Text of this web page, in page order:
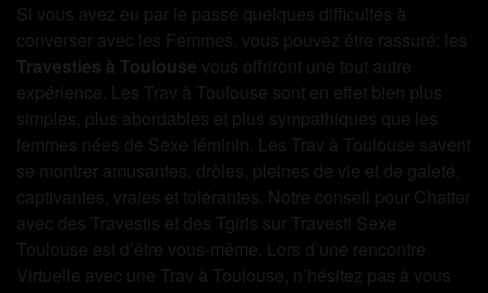
Si vous avez eu par le passé quelques difficultés à
converser avec les Femmes, vous pouvez être rassuré: les
Travesties à Toulouse vous offriront une tout autre
expérience. Les Trav à Toulouse sont en effet bien plus
simples, plus abordables et plus sympathiques que les
femmes nées de Sexe féminin. Les Trav à Toulouse savent
se montrer amusantes, drôles, pleines de vie et de gaieté,
captivantes, vraies et tolérantes. Notre conseil pour Chatter
avec des Travestis et des Tgirls sur Travesti Sexe
Toulouse est d’être vous-même. Lors d’une rencontre
Virtuelle avec une Trav à Toulouse, n’hésitez pas à vous